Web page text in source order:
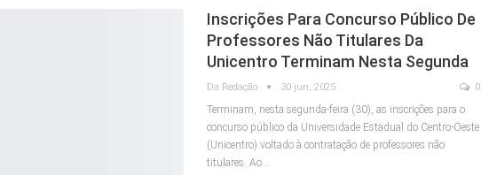
Inscrições Para Concurso Público De
Professores Não Titulares Da
Unicentro Terminam Nesta Segunda
Da Redação 30 jun, 2025 0
Terminam, nesta segunda-feira (30), as inscrições para o
concurso público da Universidade Estadual do Centro-Oeste
(Unicentro) voltado à contratação de professores não
titulares. Ao…